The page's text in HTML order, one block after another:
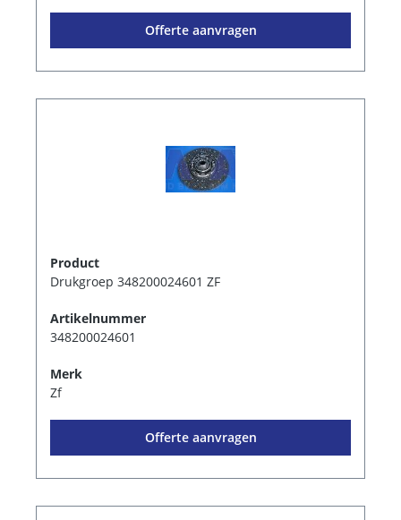
Offerte aanvragen
Product
Drukgroep 348200024601 ZF
Artikelnummer
348200024601
Merk
Zf
Offerte aanvragen